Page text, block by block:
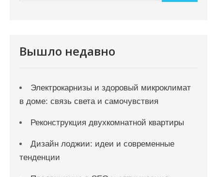
Вышло недавно
Электрокарнизы и здоровый микроклимат
в доме: связь света и самочувствия
Реконструкция двухкомнатной квартиры
Дизайн лоджии: идеи и современные
тенденции